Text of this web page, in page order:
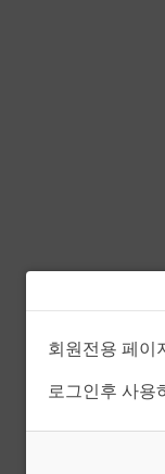
회원전용 페이
로그인후 사용